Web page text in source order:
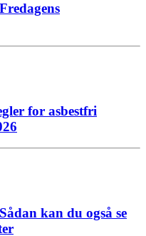
for asbestfri
kan du også se